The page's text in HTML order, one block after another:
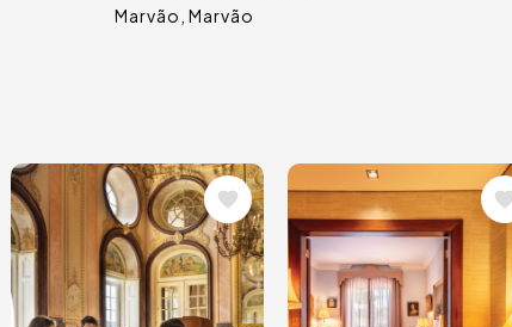
Marvão Marvão
Image Image